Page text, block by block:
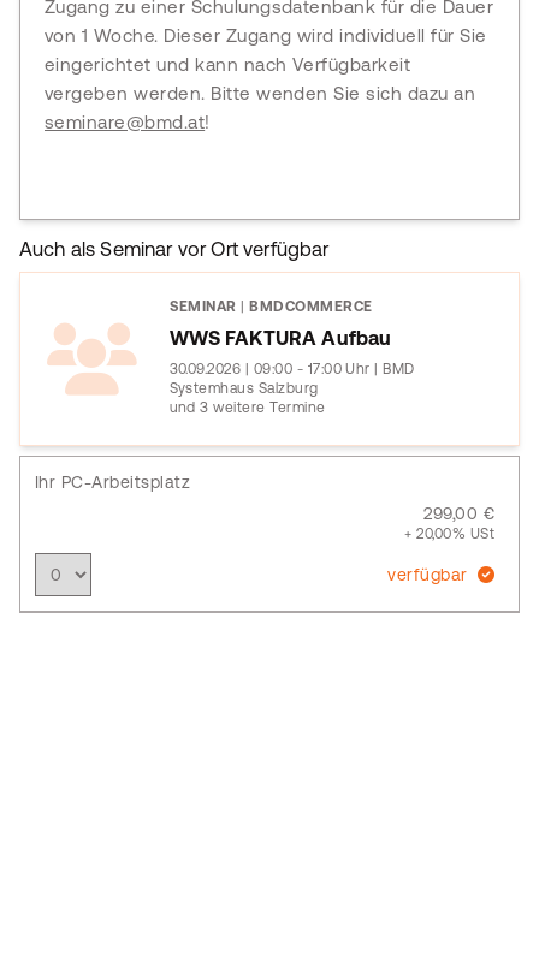
Zugang zu einer Schulungsdatenbank für die Dauer
von 1 Woche. Dieser Zugang wird individuell für Sie
eingerichtet und kann nach Verfügbarkeit
vergeben werden. Bitte wenden Sie sich dazu an
seminare@bmd.at!
Auch als Seminar vor Ort verfügbar
SEMINAR BMDCOMMERCE
WWS FAKTURA Aufbau
30.09.2026 | 09:00 - 17:00 Uhr | BMD
Systemhaus Salzburg
und 3 weitere Termine
Ihr PC-Arbeitsplatz
299,00 €
+ 20,00% USt
verfügbar